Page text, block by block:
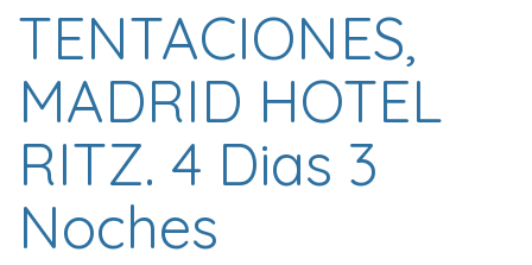
TENTACIONES,
MADRID HOTEL
RITZ. 4 Dias 3
Noches